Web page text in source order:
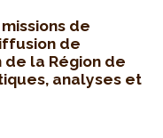
missions de
de
la Région de
analyses et